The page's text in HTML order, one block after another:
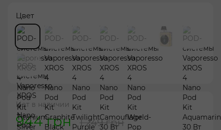
Цвет
Нет в наличии
944 грн 1 249 грн